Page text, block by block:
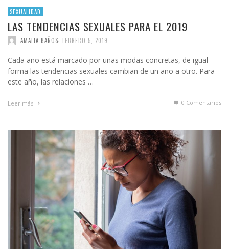
SEXUALIDAD
LAS TENDENCIAS SEXUALES PARA EL 2019
AMALIA BAÑOS FEBRERO 5, 2019
Cada año está marcado por unas modas concretas, de igual
forma las tendencias sexuales cambian de un año a otro. Para
este año, las relaciones …
Leer más 0 Comentarios